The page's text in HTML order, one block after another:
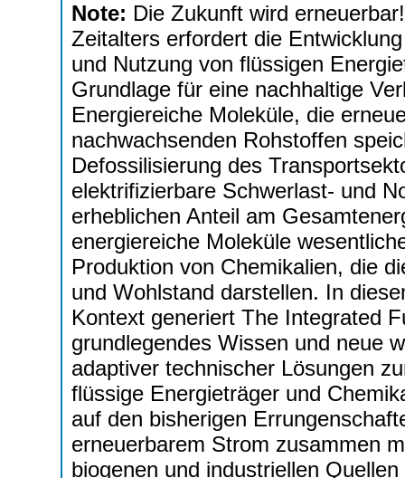
Note: Die Zukunft wird
Zeitalters erfordert die
und Nutzung von flüssigen
Grundlage für eine nachhaltige
Energiereiche Moleküle, die
nachwachsenden Rohstoffen
Defossilisierung des
elektrifizierbare Schwerlast- und
erheblichen Anteil am
energiereiche Moleküle
Produktion von Chemikalien, die
und Wohlstand darstellen. In
Kontext generiert The Integrated
grundlegendes Wissen und neue
adaptiver technischer Lösungen
flüssige Energieträger und
auf den bisherigen
erneuerbarem Strom zusammen
biogenen und industriellen